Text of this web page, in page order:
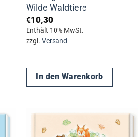
Wilde Waldtiere
€10,30
Enthält 10% MwSt.
zzgl. Versand
In den Warenkorb